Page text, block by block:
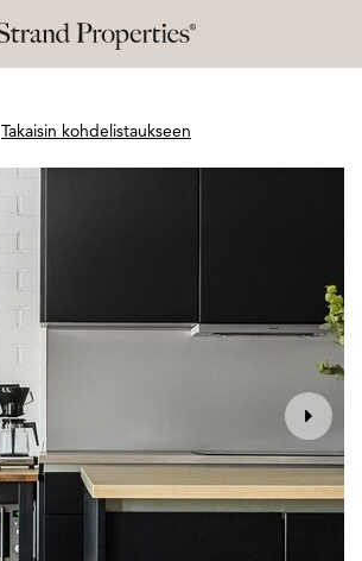
Takaisin kohdelistaukseen